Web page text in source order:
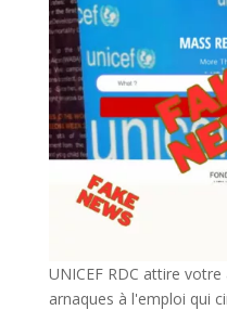
UNICEF RDC attire
arnaques à l'emploi qui